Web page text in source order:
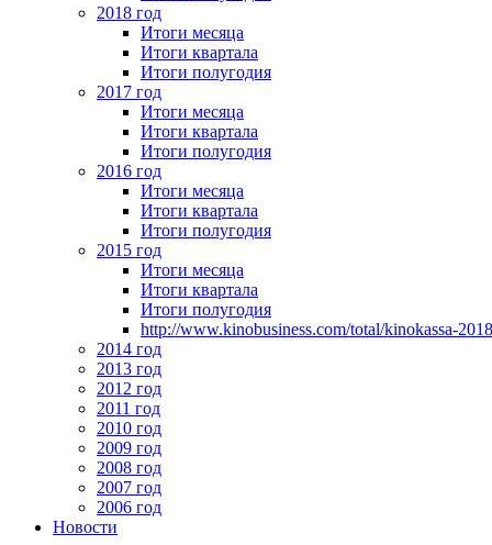
2018 год
Итоги месяца
Итоги квартала
Итоги полугодия
2017 год
Итоги месяца
Итоги квартала
Итоги полугодия
2016 год
Итоги месяца
Итоги квартала
Итоги полугодия
2015 год
Итоги месяца
Итоги квартала
Итоги полугодия
http://www.kinobusiness.com/total/kinokassa-
2014 год
2013 год
2012 год
2011 год
2010 год
2009 год
2008 год
2007 год
2006 год
Новости